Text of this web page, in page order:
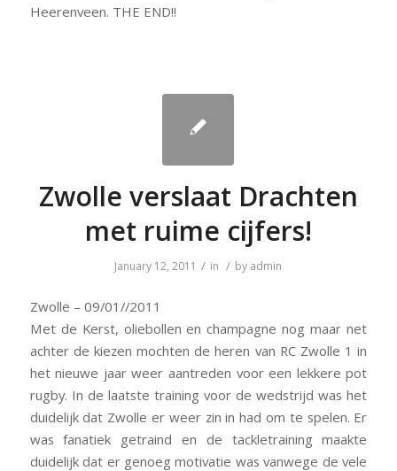
Heerenveen. THE END!!
Zwolle verslaat Drachten
met ruime cijfers!
January 12, 2011 / in / by admin
Zwolle – 09/01//2011
Met de Kerst, oliebollen en champagne nog maar net
achter de kiezen mochten de heren van RC Zwolle 1 in
het nieuwe jaar weer aantreden voor een lekkere pot
rugby. In de laatste training voor de wedstrijd was het
duidelijk dat Zwolle er weer zin in had om te spelen. Er
was fanatiek getraind en de tackletraining maakte
duidelijk dat er genoeg motivatie was vanwege de vele